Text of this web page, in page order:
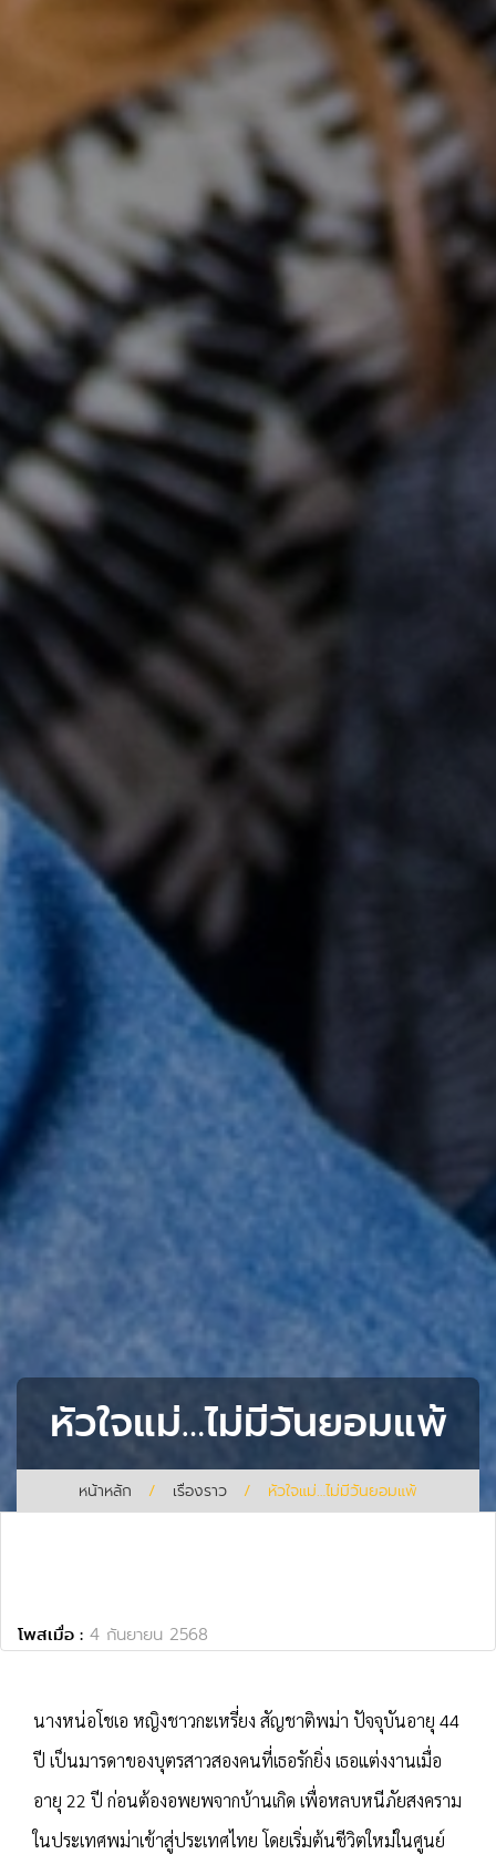
หัวใจแม่…ไม่มีวันยอมแพ้
หน้าหลัก / เรื่องราว / หัวใจแม่…ไม่มีวันยอมแพ้
โพสเมื่อ : 4 กันยายน 2568
นางหน่อโชเอ หญิงชาวกะเหรี่ยง สัญชาติพม่า ปัจจุบันอายุ 44
ปี เป็นมารดาของบุตรสาวสองคนที่เธอรักยิ่ง เธอแต่งงานเมื่อ
อายุ 22 ปี ก่อนต้องอพยพจากบ้านเกิด เพื่อหลบหนีภัยสงคราม
ในประเทศพม่าเข้าสู่ประเทศไทย โดยเริ่มต้นชีวิตใหม่ในศูนย์